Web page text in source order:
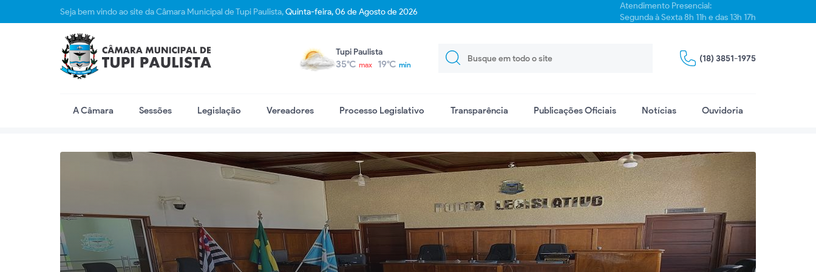
Seja bem vindo ao site da Câmara Municipal de Tupi Paulista,Quinta-feira, 06 de Agosto de 2026
Atendimento Presencial:
Segunda à Sexta 8h 11h e das 13h 17h
Tupi Paulista
35°C max 19°C min
(18) 3851-1975
A Câmara Sessões Legislação Vereadores Processo Legislativo Transparência Publicações Oficiais Notícias Ouvidoria